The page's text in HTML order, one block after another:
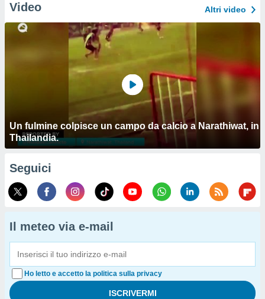
Video Altri video
Un fulmine colpisce un campo da calcio a Narathiwat, in
Thailandia.
Seguici
Il meteo via e-mail
Ho letto e accetto la politica sulla privacy